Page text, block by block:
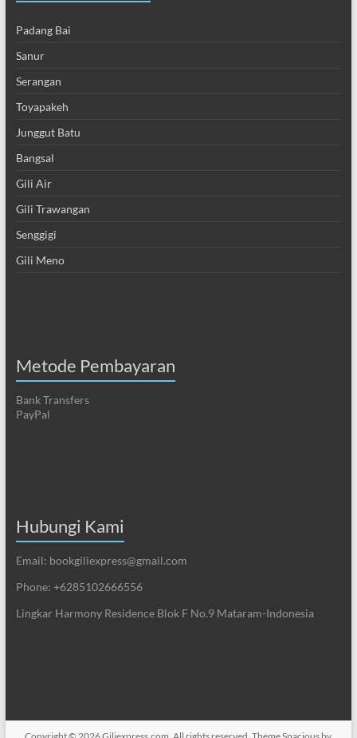
Padang Bai
Sanur
Serangan
Toyapakeh
Junggut Batu
Bangsal
Gili Air
Gili Trawangan
Senggigi
Gili Meno
Metode Pembayaran
Bank Transfers
PayPal
Hubungi Kami
Email: bookgiliexpress@gmail.com
Phone: +6285102666556
Lingkar Harmony Residence Blok F No.9 Mataram-Indonesia